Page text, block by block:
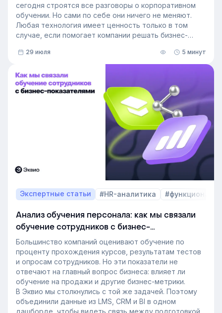
сегодня строятся все разговоры о корпоративном
обучении. Но сами по себе они ничего не меняют.
Любая технология имеет ценность только в том
случае, если помогает компании решать бизнес-
Сегодня бизнес интересует уже не выбор
инструментов, а их результат: какое влияние
обучение оказывает на компанию и можно ли этот
эффект измерить. Такой взгляд меняет подходы к
развитию сотрудников, требования к HR и L&D, а
также на критерии выбора LMS.
В этой статье разбираем, почему это происходит и
как эти изменения повлияют на корпоративное
обучение в ближайшие годы. Материал подготовлен
на основе интервью коммерческого директора
Эквио Леонида Бутакова для подкаста HR4People.
29 июля 5 минут
Экспертные статьи #HR-аналитика #функционал
Анализ обучения персонала: как мы связали
обучение сотрудников с бизнес-
показателями
Большинство компаний оценивают обучение по
проценту прохождения курсов, результатам тестов
и опросам сотрудников. Но эти показатели не
отвечают на главный вопрос бизнеса: влияет ли
обучение на продажи и другие бизнес-метрики.
В Эквио мы столкнулись с той же задачей. Поэтому
объединили данные из LMS, CRM и BI в одном
дашборде, чтобы видеть связь между подготовкой